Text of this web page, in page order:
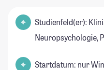
Studienfeld(er):
Neuropsychologie,
Startdatum: nur